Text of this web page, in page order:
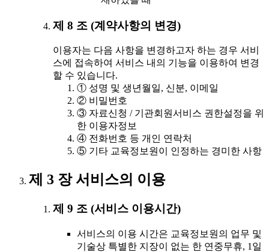
제 8 조 (계약사항의 변경)
이용자는 다음 사항을 변경하고자 하는 경우 서비
스에 접속하여 서비스 내의 기능을 이용하여 변경
할 수 있습니다.
① 성명 및 생년월일, 신분, 이메일
② 비밀번호
③ 자료신청 / 기관회원서비스 권한설정을 위
한 이용자정보
④ 전화번호 등 개인 연락처
⑤ 기타 교육정보원이 인정하는 경미한 사항
제 3 장 서비스의 이용
제 9 조 (서비스 이용시간)
서비스의 이용 시간은 교육정보원의 업무 및
기술상 특별한 지장이 없는 한 연중무휴, 1일